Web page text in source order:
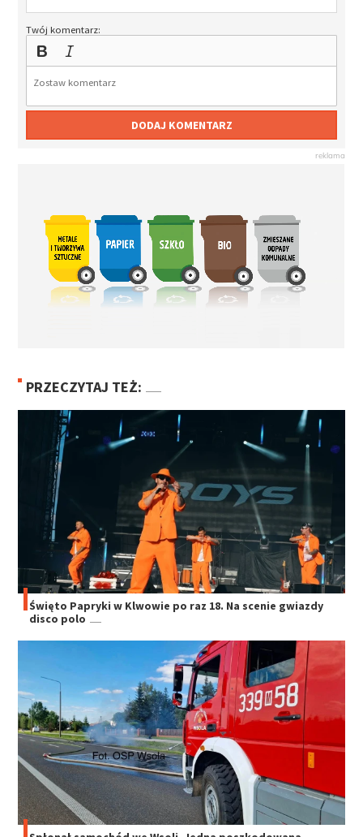
Twój komentarz:
DODAJ KOMENTARZ
PRZECZYTAJ TEŻ:
Święto Papryki w Klwowie po raz 18. Na scenie gwiazdy
disco polo